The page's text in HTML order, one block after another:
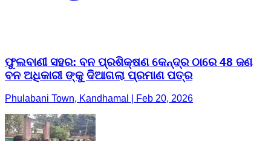
ଫୁଲବାଣୀ ସହର: ବନ ପ୍ରଶିକ୍ଷଣ କେନ୍ଦ୍ର ଠାରେ 48 ଜଣ
ବନ ଅଧିକାରୀ ଙ୍କୁ ଦିଆଗଲା ପ୍ରମାଣ ପତ୍ର
Phulabani Town, Kandhamal | Feb 20, 2026